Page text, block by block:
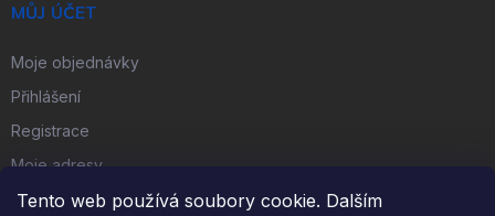
Tento web používá soubory cookie. Dalším
MŮJ ÚČET
Moje objednávky
Přihlášení
Registrace
Moje adresy